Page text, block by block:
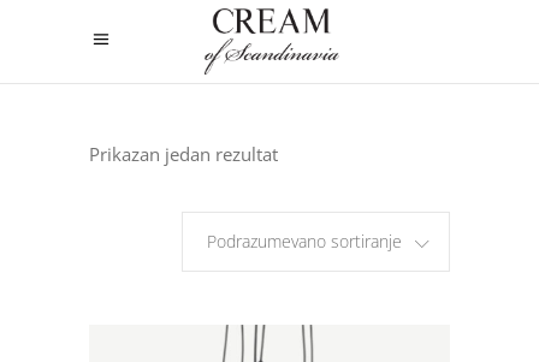
Prikazan jedan rezultat
Podrazumevano sortiranje